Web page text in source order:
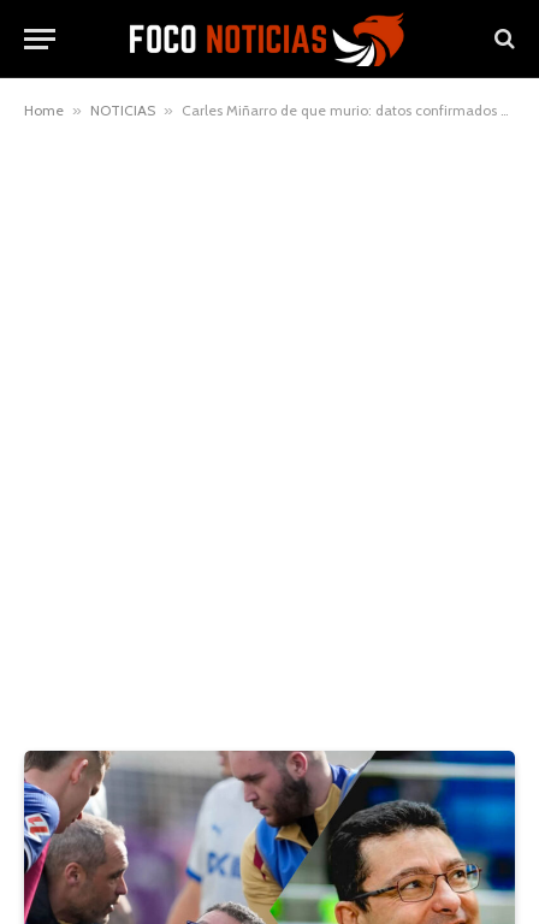
Home » NOTICIAS » Carles Miñarro de que murio: datos confirmados y contexto